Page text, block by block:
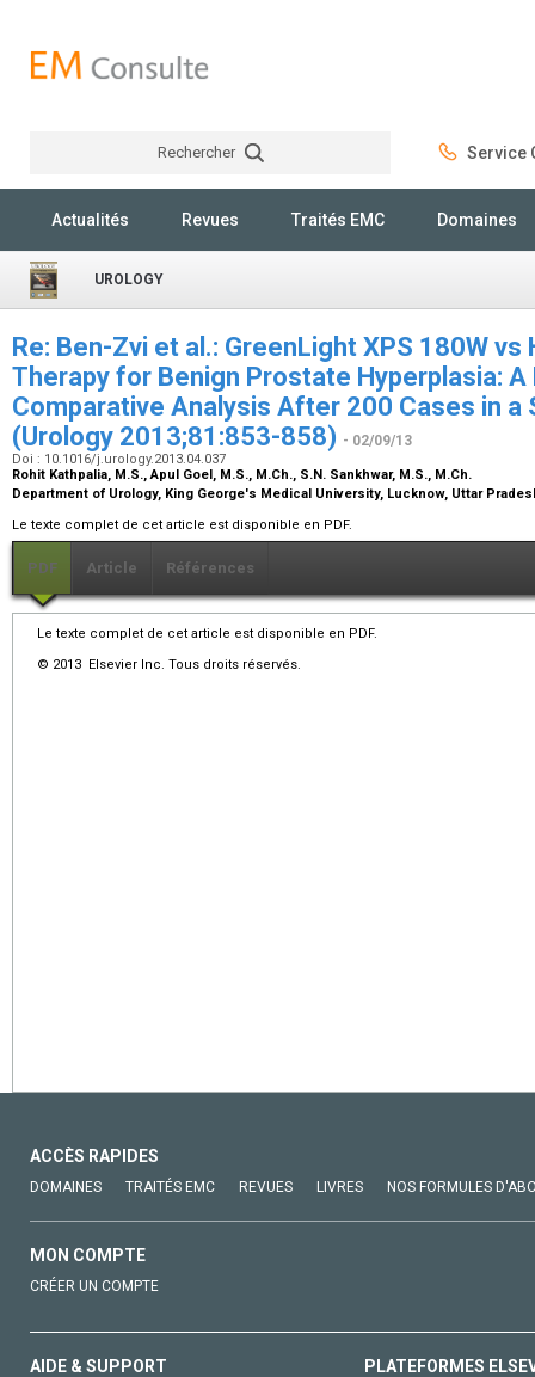
Rechercher Service
Actualités Revues Traités EMC Domaines
UROLOGY
Re: Ben-Zvi et al.: GreenLight XPS 180W vs
Therapy for Benign Prostate Hyperplasia:
Comparative Analysis After 200 Cases in a
(Urology 2013;81:853-858) - 02/09/13
Doi : 10.1016/j.urology.2013.04.037
Rohit Kathpalia, M.S., Apul Goel, M.S., M.Ch., S.N. Sankhwar, M.S., M.Ch.
Department of Urology, King George's Medical University, Lucknow, Uttar
Le texte complet de cet article est disponible en PDF.
PDF Article Références
Le texte complet de cet article est disponible en PDF.
© 2013 Elsevier Inc. Tous droits réservés.
ACCÈS RAPIDES
DOMAINES TRAITÉS EMC REVUES LIVRES NOS FORMULES
MON COMPTE
CRÉER UN COMPTE
AIDE & SUPPORT PLATEFORMES